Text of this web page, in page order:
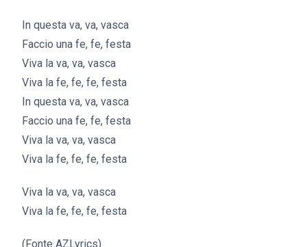
In questa va, va, vasca
Faccio una fe, fe, festa
Viva la va, va, vasca
Viva la fe, fe, fe, festa
In questa va, va, vasca
Faccio una fe, fe, festa
Viva la va, va, vasca
Viva la fe, fe, fe, festa
Viva la va, va, vasca
Viva la fe, fe, fe, festa
(Fonte AZLyrics)